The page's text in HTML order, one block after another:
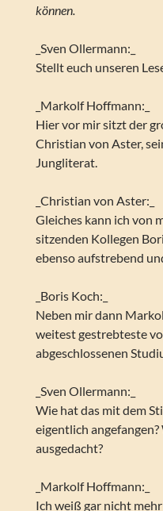
können.
_Sven Ollermann:_
Stellt euch unseren
_Markolf Hoffmann:_
Hier vor mir sitzt der
Christian von Aster,
Jungliterat.
_Christian von Aster:_
Gleiches kann ich von
sitzenden Kollegen
ebenso aufstrebend
_Boris Koch:_
Neben mir dann
weitest gestrebteste
abgeschlossenen
_Sven Ollermann:_
Wie hat das mit dem
eigentlich
ausgedacht?
_Markolf Hoffmann:_
Ich weiß gar nicht